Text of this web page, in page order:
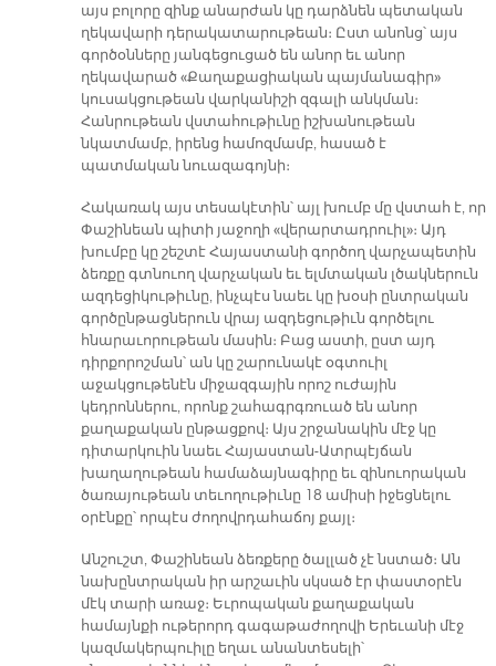
այս բոլորը զինք անարժան կը դարձնեն պետական
ղեկավարի դերակատարութեան։ Ըստ անոնց՝ այս
գործօնները յանգեցուցած են անոր եւ անոր
ղեկավարած «Քաղաքացիական պայմանագիր»
կուսակցութեան վարկանիշի զգալի անկման։
Հանրութեան վստահութիւնը իշխանութեան
նկատմամբ, իրենց համոզմամբ, հասած է
պատմական նուազագոյնի։
Հակառակ այս տեսակէտին՝ այլ խումբ մը վստահ է, որ
Փաշինեան պիտի յաջողի «վերարտադրուիլ»։ Այդ
խումբը կը շեշտէ Հայաստանի գործող վարչապետին
ձեռքը գտնուող վարչական եւ ելմտական լծակներուն
ազդեցիկութիւնը, ինչպէս նաեւ կը խօսի ընտրական
գործընթացներուն վրայ ազդեցութիւն գործելու
հնարաւորութեան մասին։ Բաց աստի, ըստ այդ
դիրքորոշման՝ ան կը շարունակէ օգտուիլ
աջակցութենէն միջազգային որոշ ուժային
կեդրոններու, որոնք շահագրգռուած են անոր
քաղաքական ընթացքով։ Այս շրջանակին մէջ կը
դիտարկուին նաեւ Հայաստան-Ատրպէյճան
խաղաղութեան համաձայնագիրը եւ զինուորական
ծառայութեան տեւողութիւնը 18 ամիսի իջեցնելու
օրէնքը՝ որպէս ժողովրդահաճոյ քայլ։
Անշուշտ, Փաշինեան ձեռքերը ծալլած չէ նստած։ Ան
նախընտրական իր արշաւին սկսած էր փաստօրէն
մէկ տարի առաջ։ Եւրոպական քաղաքական
համայնքի ութերորդ գագաթաժողովի Երեւանի մէջ
կազմակերպուիլը եղաւ անանտեսելի՝